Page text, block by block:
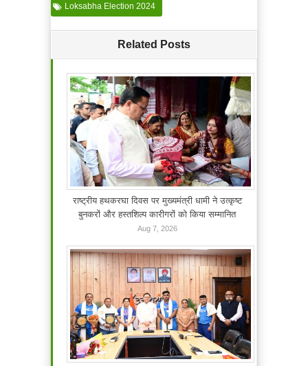
Loksabha Election 2024
Related Posts
राष्ट्रीय हथकरघा दिवस पर मुख्यमंत्री धामी ने उत्कृष्ट
बुनकरों और हस्तशिल्प कारीगरों को किया सम्मानित
Aug 7, 2026